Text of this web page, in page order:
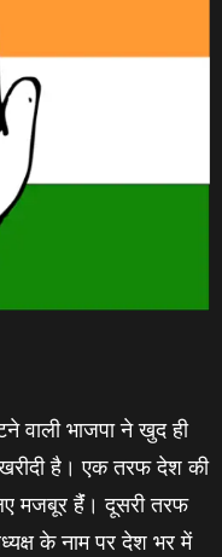
वाली भाजपा ने खुद ही
है। एक तरफ देश की
मजबूर हैंं। दूसरी तरफ
के नाम पर देश भर में